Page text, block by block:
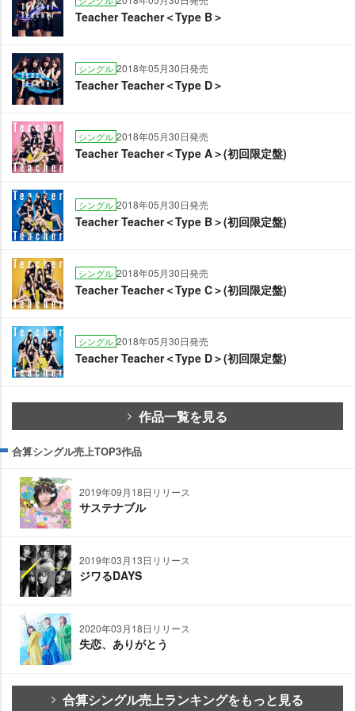
Teacher Teacher＜Type B＞
シングル 2018年05月30日発売
Teacher Teacher＜Type D＞
シングル 2018年05月30日発売
Teacher Teacher＜Type A＞(初回限定盤)
シングル 2018年05月30日発売
Teacher Teacher＜Type B＞(初回限定盤)
シングル 2018年05月30日発売
Teacher Teacher＜Type C＞(初回限定盤)
シングル 2018年05月30日発売
Teacher Teacher＜Type D＞(初回限定盤)
作品一覧を見る
合算シングル売上TOP3作品
2019年09月18日リリース
サステナブル
2019年03月13日リリース
ジワるDAYS
2020年03月18日リリース
失恋、ありがとう
合算シングル売上ランキングをもっと見る